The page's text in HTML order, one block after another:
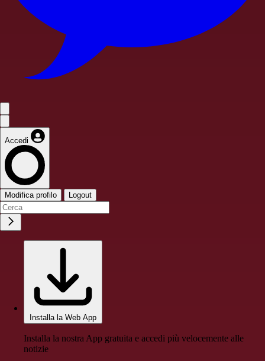
Accedi
Modifica profilo Logout
Installa la Web App
Installa la nostra App gratuita e accedi più velocemente alle
notizie